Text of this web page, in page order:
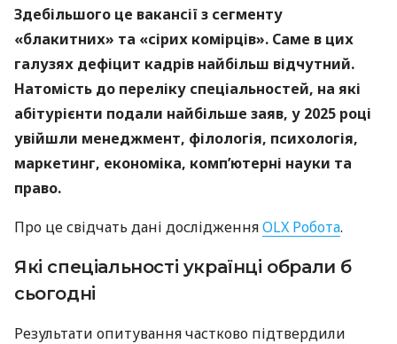
Здебільшого це вакансії з сегменту
«блакитних» та «сірих комірців». Саме в цих
галузях дефіцит кадрів найбільш відчутний.
Натомість до переліку спеціальностей, на які
абітурієнти подали найбільше заяв, у 2025 році
увійшли менеджмент, філологія, психологія,
маркетинг, економіка, комп’ютерні науки та
право.
Про це свідчать дані дослідженняOLX Робота.
Які спеціальності українці обрали б
сьогодні
Результати опитування частково підтвердили